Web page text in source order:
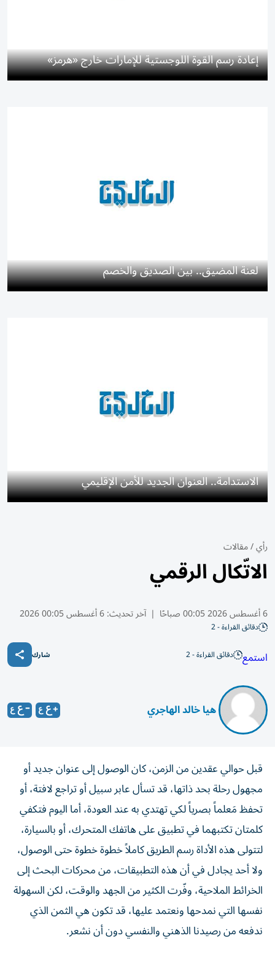
إعادة رسم القوة اللوجستية للإمارات خارج «هرمز»
لعنة المضيق.. بين الصديق والخصم
الاستدامة.. العنوان الجديد للأمن الإقليمي
رأي/مقالات
الاتّكال الرقمي
6 أغسطس 2026 00:05 صباحًا | آخر تحديث:6 أغسطس 00:05 2026
دقائق القراءة - 2
استمع دقائق القراءة - 2 شارك
​ هيا خالد الهاجري
قبل حوالي عقدين من الزمن، كان الوصول إلى عنوان جديد أو
مجهول رحلة بحد ذاتها، قد تسأل عابر سبيل أو تراجع لافتة، أو
تحفظ مَعلماً بصرياً لكي تهتدي به عند العودة، أما اليوم فتكفي
كلمتان تكتبهما في تطبيق على هاتفك المتحرك، أو بالسيارة،
لتتولى هذه الأداة رسم الطريق كاملاً خطوة خطوة حتى الوصول،
ولا أحد يجادل في أن هذه التطبيقات، من محركات البحث إلى
الخرائط الملاحية، وفّرت الكثير من الجهد والوقت، لكن السهولة
نفسها التي نمدحها ونعتمد عليها، قد تكون هي الثمن الذي
ندفعه من رصيدنا الذهني والنفسي دون أن نشعر.